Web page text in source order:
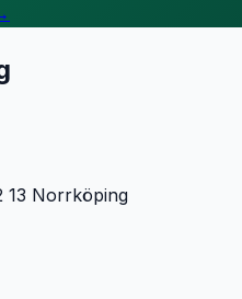
13 Norrköping